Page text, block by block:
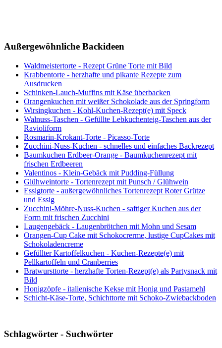
Außergewöhnliche Backideen
Waldmeistertorte - Rezept Grüne Torte mit Bild
Krabbentorte - herzhafte und pikante Rezepte zum
Ausdrucken
Schinken-Lauch-Muffins mit Käse überbacken
Orangenkuchen mit weißer Schokolade aus der Springform
Wirsingkuchen - Kohl-Kuchen-Rezept(e) mit Speck
Walnuss-Taschen - Gefüllte Lebkuchenteig-Taschen aus der
Ravioliform
Rosmarin-Krokant-Torte - Picasso-Torte
Zucchini-Nuss-Kuchen - schnelles und einfaches Backrezept
Baumkuchen Erdbeer-Orange - Baumkuchenrezept mit
frischen Erdbeeren
Valentinos - Klein-Gebäck mit Pudding-Füllung
Glühweintorte - Tortenrezept mit Punsch / Glühwein
Essigtorte - außergewöhnliches Tortenrezept Roter Grütze
und Essig
Zucchini-Möhre-Nuss-Kuchen - saftiger Kuchen aus der
Form mit frischen Zucchini
Laugengebäck - Laugenbrötchen mit Mohn und Sesam
Orangen-Cup Cake mit Schokocrerme, lustige CupCakes mit
Schokoladencreme
Gefüllter Kartoffelkuchen - Kuchen-Rezepte(e) mit
Pellkartoffeln und Cranberries
Bratwursttorte - herzhafte Torten-Rezept(e) als Partysnack mit
Bild
Honigzöpfe - italienische Kekse mit Honig und Pastamehl
Schicht-Käse-Torte, Schichttorte mit Schoko-Zwiebackboden
Schlagwörter - Suchwörter